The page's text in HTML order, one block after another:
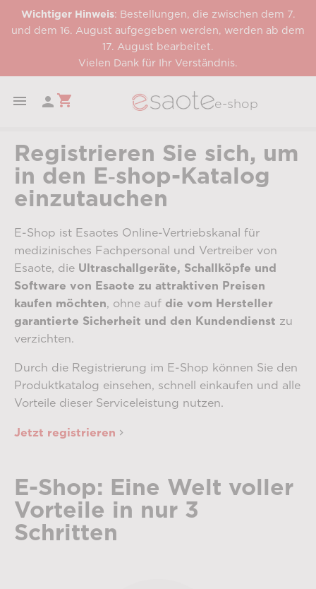
Wichtiger Hinweis: Bestellungen, die zwischen dem 7.
und dem 16. August aufgegeben werden, werden ab dem
17. August bearbeitet.
Vielen Dank für Ihr Verständnis.
  shopping_cart e-shop
Registrieren Sie sich, um
in den E‑shop-Katalog
einzutauchen
E-Shop ist Esaotes Online-Vertriebskanal für
medizinisches Fachpersonal und Vertreiber von
Esaote, die Ultraschallgeräte, Schallköpfe und
Software von Esaote zu attraktiven Preisen
kaufen möchten, ohne auf die vom Hersteller
garantierte Sicherheit und den Kundendienst zu
verzichten.
Durch die Registrierung im E-Shop können Sie den
Produktkatalog einsehen, schnell einkaufen und alle
Vorteile dieser Serviceleistung nutzen.
Jetzt registrieren
E-Shop: Eine Welt voller
Vorteile in nur 3
Schritten